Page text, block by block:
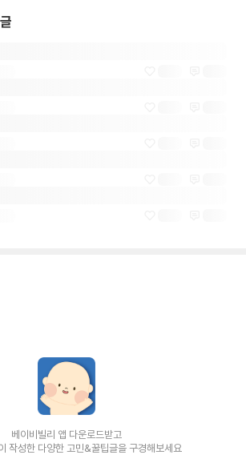
베이비빌리 앱 다운로드받고
작성한 다양한 고민&꿀팁글을 구경해보세요